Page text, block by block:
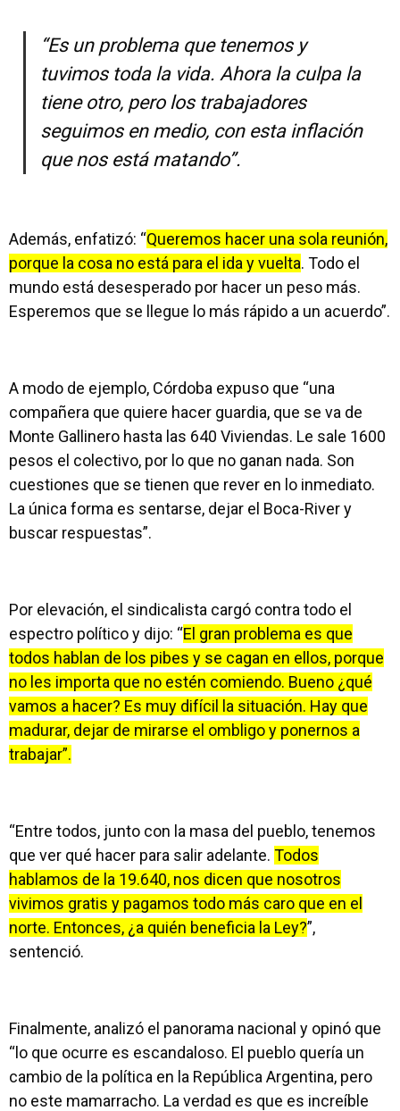
“Es un problema que tenemos y
tuvimos toda la vida. Ahora la culpa la
tiene otro, pero los trabajadores
seguimos en medio, con esta inflación
que nos está matando”.
Además, enfatizó: “Queremos hacer una sola reunión,
porque la cosa no está para el ida y vuelta. Todo el
mundo está desesperado por hacer un peso más.
Esperemos que se llegue lo más rápido a un acuerdo”.
A modo de ejemplo, Córdoba expuso que “una
compañera que quiere hacer guardia, que se va de
Monte Gallinero hasta las 640 Viviendas. Le sale 1600
pesos el colectivo, por lo que no ganan nada. Son
cuestiones que se tienen que rever en lo inmediato.
La única forma es sentarse, dejar el Boca-River y
buscar respuestas”.
Por elevación, el sindicalista cargó contra todo el
espectro político y dijo: “El gran problema es que
todos hablan de los pibes y se cagan en ellos, porque
no les importa que no estén comiendo. Bueno ¿qué
vamos a hacer? Es muy difícil la situación. Hay que
madurar, dejar de mirarse el ombligo y ponernos a
trabajar”.
“Entre todos, junto con la masa del pueblo, tenemos
que ver qué hacer para salir adelante. Todos
hablamos de la 19.640, nos dicen que nosotros
vivimos gratis y pagamos todo más caro que en el
norte. Entonces, ¿a quién beneficia la Ley?”,
sentenció.
Finalmente, analizó el panorama nacional y opinó que
“lo que ocurre es escandaloso. El pueblo quería un
cambio de la política en la República Argentina, pero
no este mamarracho. La verdad es que es increíble